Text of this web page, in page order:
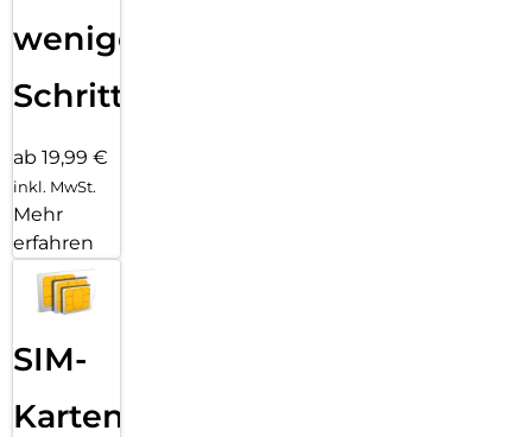
wenigen
Schritten
ab 19,99 €
inkl. MwSt.
Mehr
erfahren
SIM-
Karten